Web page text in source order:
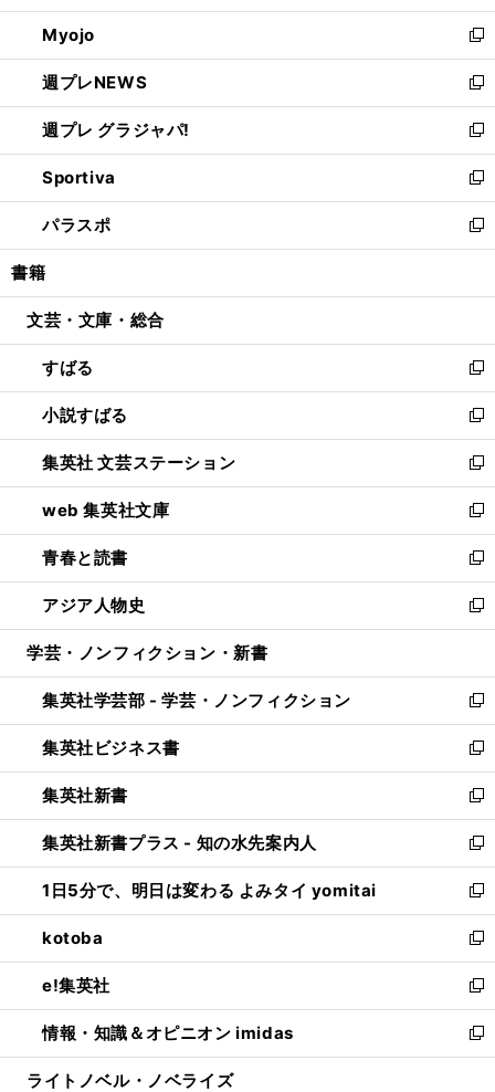
開
く
ウ
で
開
く
ン
ド
ウ
で
開
く
ウ
ィ
ン
ド
ウ
で
開
く
Myojo
新
し
い
ウ
ィ
ン
ド
ウ
で
開
週プレNEWS
新
し
い
ウ
ィ
ン
ド
ウ
開
週プレ グラジャパ!
新
し
い
ウ
ィ
ン
ウ
開
く
Sportiva
新
し
い
ウ
ン
ウ
で
開
く
パラスポ
新
し
ウ
ン
ド
ウ
で
開
く
書籍
文芸・文庫・総合
すばる
新
し
い
ウ
ィ
ン
ド
ウ
で
開
く
小説すばる
新
し
い
ウ
ィ
ン
ド
ウ
で
開
集英社 文芸ステーション
新
し
い
ウ
ィ
ン
ド
ウ
開
く
web 集英社文庫
新
し
い
ウ
ィ
ン
ウ
で
開
く
青春と読書
新
し
い
ウ
ン
ド
ウ
で
開
く
アジア人物史
新
し
ウ
ィ
ン
ド
ウ
で
開
く
学芸・ノンフィクション・新書
集英社学芸部 - 学芸・ノンフィクション
新
し
い
ウ
ィ
ン
ド
ウ
で
開
く
集英社ビジネス書
新
し
い
ウ
ィ
ン
ド
ウ
で
開
く
集英社新書
新
し
い
ウ
ィ
ン
ド
ウ
で
開
く
集英社新書プラス - 知の水先案内人
新
し
い
ウ
ィ
ン
ド
ウ
で
開
1日5分で、明日は変わる よみタイ yomitai
新
し
い
ウ
ィ
ン
ド
ウ
kotoba
新
し
い
ウ
ィ
ン
e!集英社
新
し
い
ウ
情報・知識＆オピニオン imidas
新
し
ライトノベル・ノベライズ